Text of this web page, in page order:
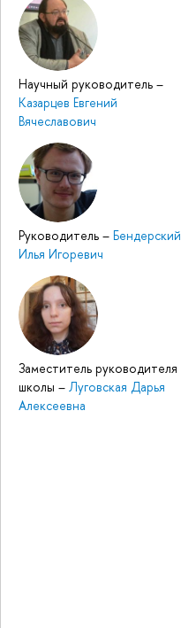
Научный руководитель –
Казарцев Евгений
Вячеславович
Руководитель – Бендерский
Илья Игоревич
Заместитель руководителя
школы – Луговская Дарья
Алексеевна